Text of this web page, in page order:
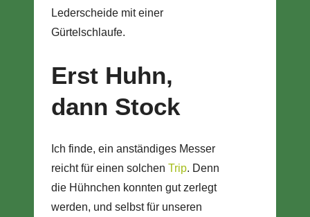
Lederscheide mit einer
Gürtelschlaufe.
Erst Huhn,
dann Stock
Ich finde, ein anständiges Messer
reicht für einen solchen Trip. Denn
die Hühnchen konnten gut zerlegt
werden, und selbst für unseren